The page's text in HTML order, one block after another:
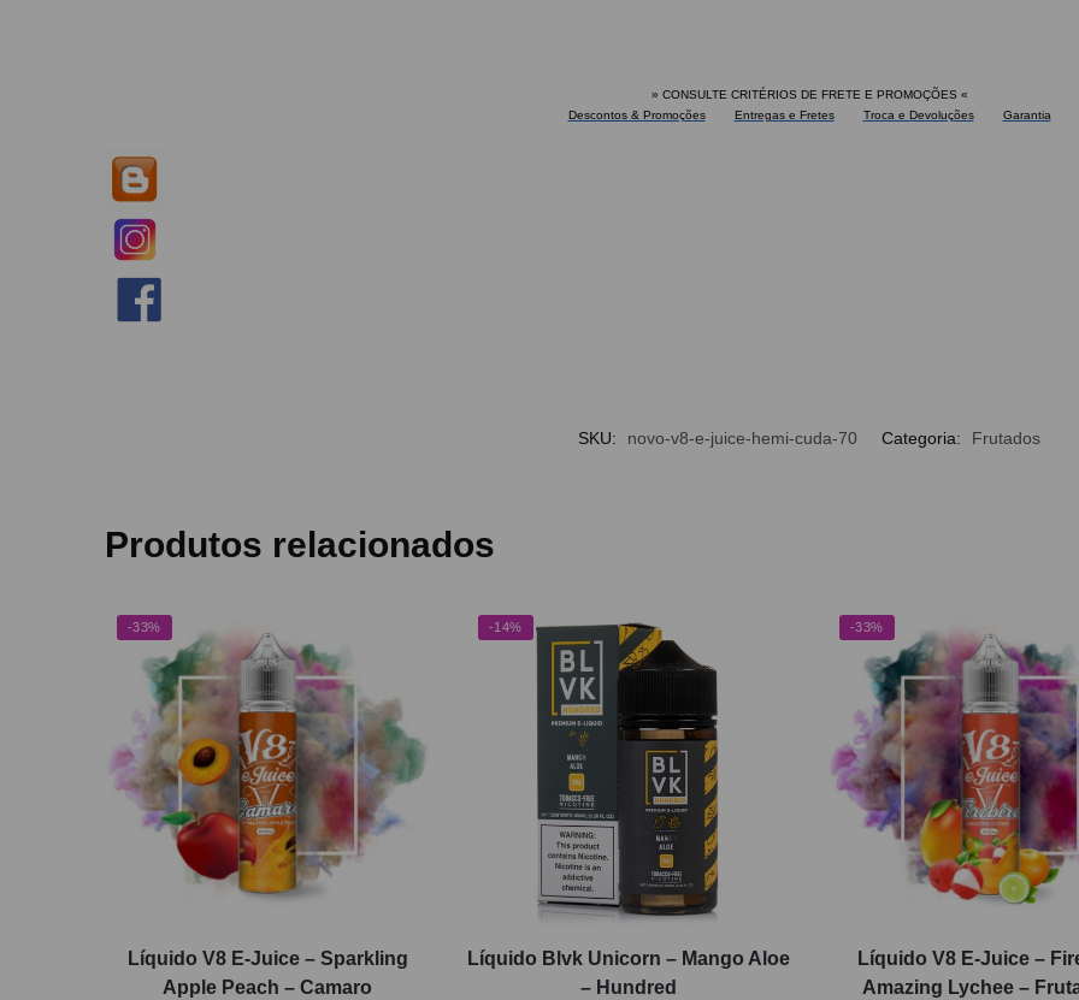
» CONSULTE CRITÉRIOS DE FRETE E PROMOÇÕES «
Descontos & Promoções
Entregas e Fretes Troca e Devoluções Garantia
SKU: novo-v8-e-juice-hemi-cuda-70 Categoria: Frutados
Produtos relacionados
-33%
Líquido V8 E-Juice – Sparkling
Apple Peach – Camaro
-14%
Líquido Blvk Unicorn – Mango Aloe
– Hundred
-33%
Líquido V8 E-Juice –
Amazing Lychee –